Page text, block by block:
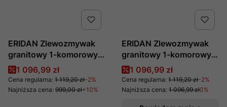
ERIDAN Zlewozmywak
granitowy 1-komorowy -
600x610x214 mm,
producent: Deante, nr
katalogowy: ZQE_T10K
Cena promocyjna
1 096,99 zł
Cena regularna: 1 119,20 zł-2%
Najniższa cena: 999,00 zł+10%
ERIDAN Zlewozmywak
granitowy 1-komorowy,
produkcji Deante, nr kat.
ZQE_S10K
Cena promocyjna
1 096,99 zł
Cena regularna: 1 119,20 zł-2%
Najniższa cena: 1 096,99 zł0%